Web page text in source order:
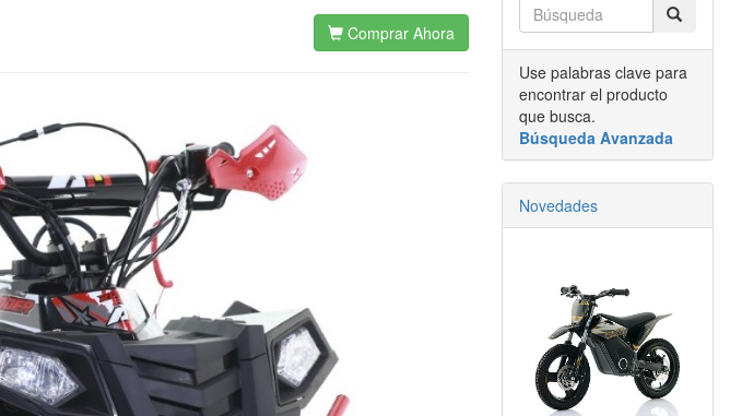
Comprar Ahora
Use palabras clave para
encontrar el producto
que busca.
Búsqueda Avanzada
Novedades